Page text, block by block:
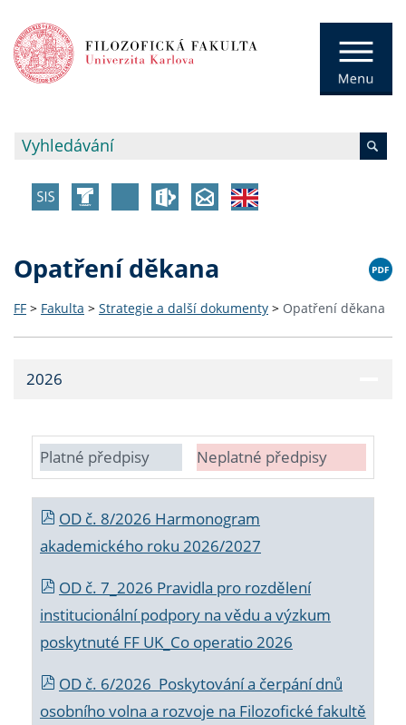
Opatření děkana
FF > Fakulta > Strategie a další dokumenty > Opatření děkana
2026
Platné předpisy Neplatné předpisy
OD č. 8/2026 Harmonogram
akademického roku 2026/2027
OD č. 7_2026 Pravidla pro rozdělení
institucionální podpory na vědu a výzkum
poskytnuté FF UK_Co operatio 2026
OD č. 6/2026 Poskytování a čerpání dnů
osobního volna a rozvoje na Filozofické fakultě